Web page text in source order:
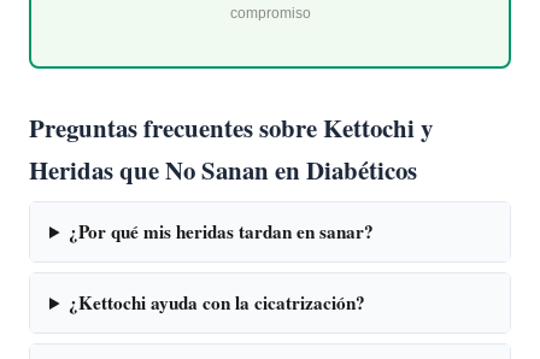
compromiso
Preguntas frecuentes sobre Kettochi y
Heridas que No Sanan en Diabéticos
¿Por qué mis heridas tardan en sanar?
¿Kettochi ayuda con la cicatrización?